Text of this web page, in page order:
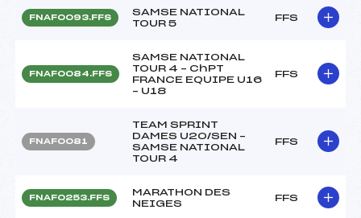
FNAF0093.FFS
SAMSE NATIONAL
TOUR 5
FFS
FNAF0084.FFS
SAMSE NATIONAL
TOUR 4 – ChPT
FRANCE EQUIPE U16
– U18
FFS
FNAF0081
TEAM SPRINT
DAMES U20/SEN –
SAMSE NATIONAL
TOUR 4
FFS
FNAF0253.FFS
MARATHON DES
NEIGES
FFS